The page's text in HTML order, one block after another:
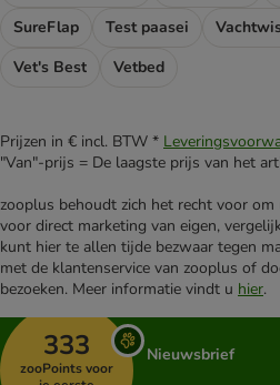
SureFlap
Test paasei
Vet's Best
Vetbed
Prijzen in € incl. BTW *
"Van"-prijs = De laagste prijs van het
zooplus behoudt zich het recht voor
voor direct marketing van eigen,
kunt hier te allen tijde bezwaar tegen
met de klantenservice van zooplus of
bezoeken. Meer informatie vindt u hier.
333
zooPoints voor
Nieuwsbrief